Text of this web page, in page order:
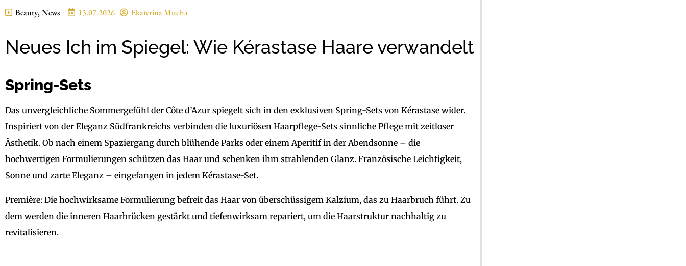
Beauty, News 13.07.2026 Ekaterina Mucha
Neues Ich im Spiegel: Wie Kérastase Haare verwandelt
Spring-Sets
Das unvergleichliche Sommergefühl der Côte d’Azur spiegelt sich in den exklusiven Spring-Sets von Kérastase wider.
Inspiriert von der Eleganz Südfrankreichs verbinden die luxuriösen Haarpflege-Sets sinnliche Pflege mit zeitloser
Ästhetik. Ob nach einem Spaziergang durch blühende Parks oder einem Aperitif in der Abendsonne – die
hochwertigen Formulierungen schützen das Haar und schenken ihm strahlenden Glanz. Französische Leichtigkeit,
Sonne und zarte Eleganz – eingefangen in jedem Kérastase-Set.
Première: Die hochwirksame Formulierung befreit das Haar von überschüssigem Kalzium, das zu Haarbruch führt. Zu
dem werden die inneren Haarbrücken gestärkt und tiefenwirksam repariert, um die Haarstruktur nachhaltig zu
revitalisieren.